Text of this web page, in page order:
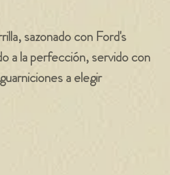
sazonado con Ford's
a la perfección, servido con
a elegir